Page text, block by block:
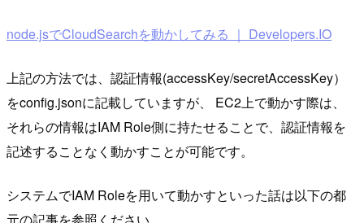
node.jsでCloudSearchを動かしてみる ｜ Developers.IO
上記の方法では、認証情報(accessKey/secretAccessKey）
をconfig.jsonに記載していますが、 EC2上で動かす際は、
それらの情報はIAM Role側に持たせることで、認証情報を
記述することなく動かすことが可能です。
システムでIAM Roleを用いて動かすといった話は以下の都
元の記事を参照ください。